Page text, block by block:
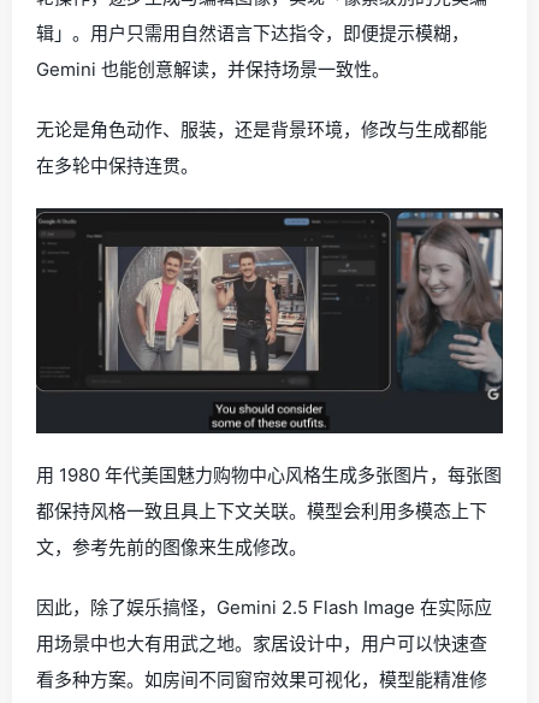
辑」。用户只需用自然语言下达指令，即便提示模糊，
Gemini 也能创意解读，并保持场景一致性。
无论是角色动作、服装，还是背景环境，修改与生成都能
在多轮中保持连贯。
用 1980 年代美国魅力购物中心风格生成多张图片，每张图
都保持风格一致且具上下文关联。模型会利用多模态上下
文，参考先前的图像来生成修改。
因此，除了娱乐搞怪，Gemini 2.5 Flash Image 在实际应
用场景中也大有用武之地。家居设计中，用户可以快速查
看多种方案。如房间不同窗帘效果可视化，模型能精准修